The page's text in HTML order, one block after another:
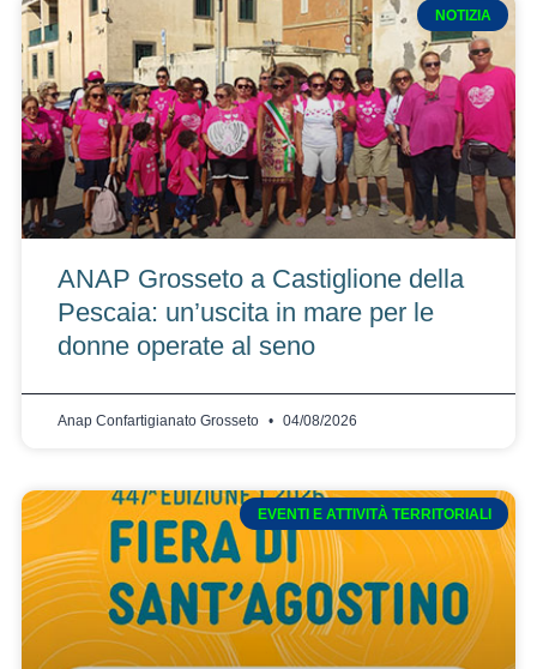
NOTIZIA
ANAP Grosseto a Castiglione della
Pescaia: un’uscita in mare per le
donne operate al seno
Anap Confartigianato Grosseto 04/08/2026
EVENTI E ATTIVITÀ TERRITORIALI